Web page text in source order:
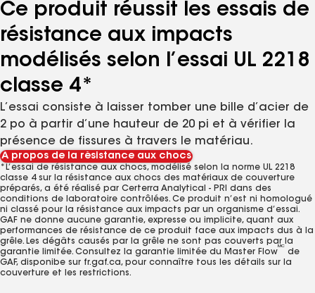
Ce produit réussit les essais de
résistance aux impacts
modélisés selon l’essai UL 2218
classe 4*
L’essai consiste à laisser tomber une bille d’acier de
2 po à partir d’une hauteur de 20 pi et à vérifier la
présence de fissures à travers le matériau.
À propos de la résistance aux chocs
*L’essai de résistance aux chocs, modélisé selon la norme UL 2218
classe 4 sur la résistance aux chocs des matériaux de couverture
préparés, a été réalisé par Certerra Analytical - PRI dans des
conditions de laboratoire contrôlées. Ce produit n’est ni homologué
ni classé pour la résistance aux impacts par un organisme d’essai.
GAF ne donne aucune garantie, expresse ou implicite, quant aux
performances de résistance de ce produit face aux impacts dus à la
grêle. Les dégâts causés par la grêle ne sont pas couverts par la
garantie limitée. Consultez la garantie limitée du Master Flow
MC
de
GAF, disponibe sur fr.gaf.ca, pour connaître tous les détails sur la
couverture et les restrictions.